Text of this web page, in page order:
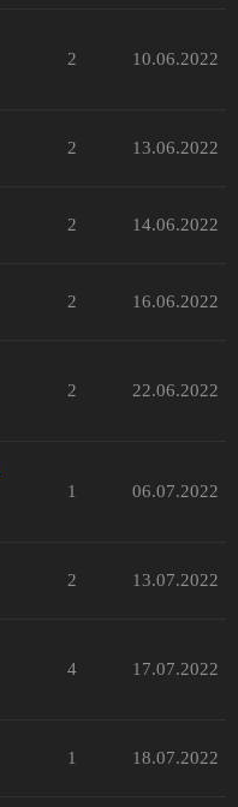
2 10.06.2022
2 13.06.2022
2 14.06.2022
2 16.06.2022
2 22.06.2022
1 06.07.2022
2 13.07.2022
4 17.07.2022
1 18.07.2022